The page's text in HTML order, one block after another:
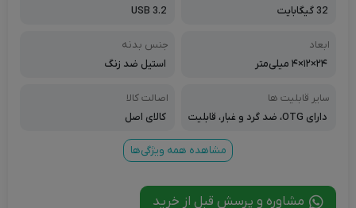
32 گیگابایت
USB 3.2
ابعاد
۲۴×۱۲×۴ میلی‌متر
جنس بدنه
استیل ضد زنگ
سایر قابلیت ها
دارای OTG، ضد گرد و غبار، قابلیت
اصالت کالا
کالای اصل
مشاهده همه ویژگی‌ها
مشاوره و پرسش قبل از خرید